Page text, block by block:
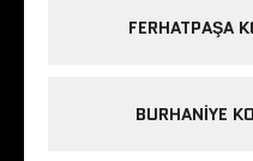
FERHATPAŞA
BURHANIYE